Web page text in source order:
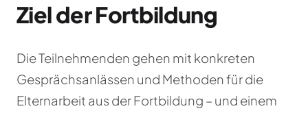
Ziel der Fortbildung
Die Teilnehmenden gehen mit konkreten
Gesprächsanlässen und Methoden für die
Elternarbeit aus der Fortbildung – und einem